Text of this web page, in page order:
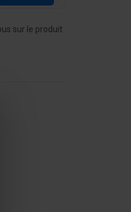
sur le produit